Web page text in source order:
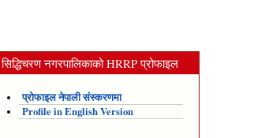
सिद्धिचरण नगरपालिकाको HRRP प्रोफाइल
प्रोफाइल नेपाली संस्करणमा
Profile in English Version